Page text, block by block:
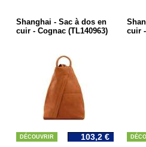
Shanghai - Sac à dos en
cuir - Cognac (TL140963)
DÉCOUVRIR 103,2 €
cuir